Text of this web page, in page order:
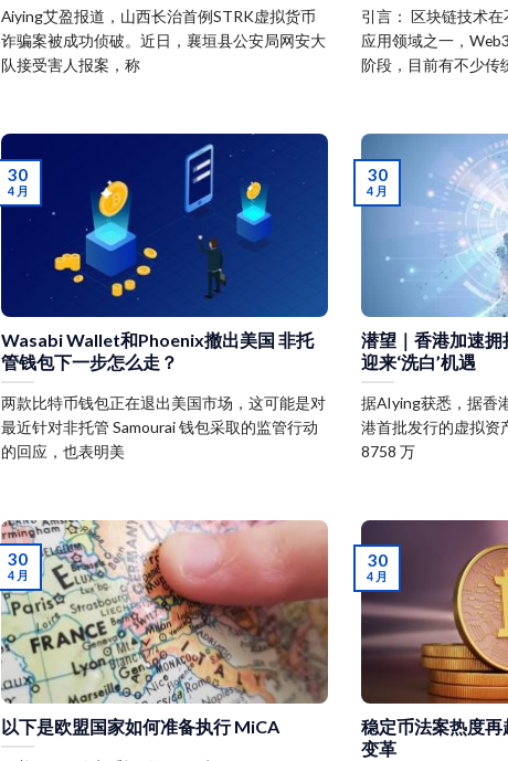
Aiying艾盈报道，山西长治首例STRK虚拟货币
诈骗案被成功侦破。近日，襄垣县公安局网安大
队接受害人报案，称
引言： 区块链技术
应用领域之一，
阶段，目前有不少传
Wasabi Wallet和Phoenix撤出美国 非托
管钱包下一步怎么走？
两款比特币钱包正在退出美国市场，这可能是对
最近针对非托管 Samourai 钱包采取的监管行动
的回应，也表明美
30
4 月
潜望｜香港加速
迎来‘洗白’机遇
据AIying获悉，据香
港首批发行的虚拟资
8758 万
30
4 月
以下是欧盟国家如何准备执行 MiCA
30
4 月
稳定币法案热度
变革
30
4 月